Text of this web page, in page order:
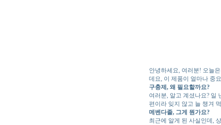
안녕하세요, 여러분! 오늘
데요, 이 제품이 얼마나 중
구충제, 왜 필요할까요?
여러분, 알고 계셨나요? 일
편이라 잊지 않고 늘 챙겨
메벤다졸, 그게 뭔가요?
최근에 알게 된 사실인데,